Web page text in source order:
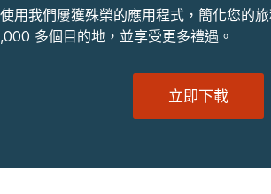
使用我們屢獲殊榮的應用程式，簡化您的
,000 多個目的地，並享受更多禮遇。
立即下載